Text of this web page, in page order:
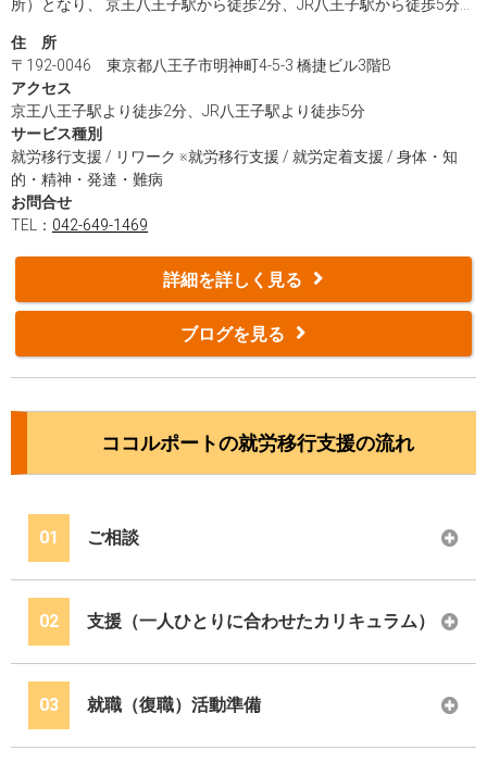
所）となり、 京王八王子駅から徒歩2分、JR八王子駅から徒歩5分と
ョン、セルフケア、面接対策などさまざま♪ プログラム以外にも、
ご自身に必要な訓練をスタッフと相談しながら進めていくことがで
きます！ まずはみなさまが抱えているご不安やお悩み、困りごとを
お伺いしながら、お一人おひとりに沿ったサポートをしてまいりま
す。 ぜひ一度お問い合わせ下さい。 スタッフ一同お待ちしておりま
す！！
住 所
〒192-0046 東京都八王子市明神町4-5-3 橋捷ビル3階B
アクセス
京王八王子駅より徒歩2分、JR八王子駅より徒歩5分
サービス種別
就労移行支援 / リワーク ※就労移行支援 / 就労定着支援 / 身体・知
的・精神・発達・難病
お問合せ
TEL： 042-649-1469
詳細を詳しく見る
ブログを見る
ココルポートの就労移行支援の流れ
01 ご相談
02 支援（一人ひとりに合わせたカリキュラム）
03 就職（復職）活動準備